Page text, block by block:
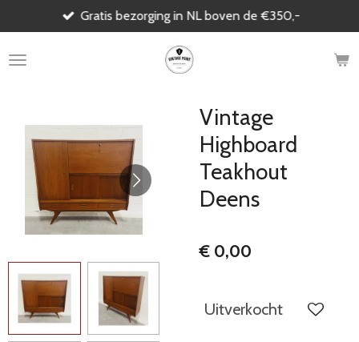
direct
naar
Gratis bezorging in NL boven de €350,-
Vintage
Highboard
Teakhout
Deens
€ 0,00
Uitverkocht